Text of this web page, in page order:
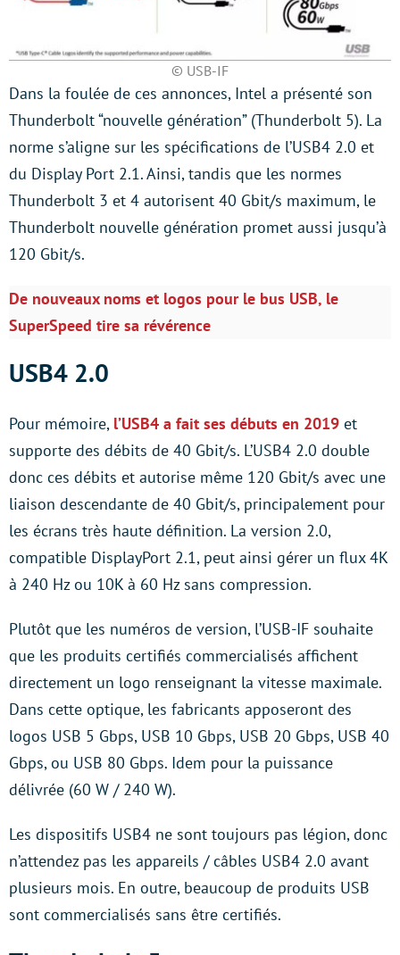
© USB-IF
Dans la foulée de ces annonces, Intel a présenté son
Thunderbolt “nouvelle génération” (Thunderbolt 5). La
norme s’aligne sur les spécifications de l’USB4 2.0 et
du Display Port 2.1. Ainsi, tandis que les normes
Thunderbolt 3 et 4 autorisent 40 Gbit/s maximum, le
Thunderbolt nouvelle génération promet aussi jusqu’à
120 Gbit/s.
De nouveaux noms et logos pour le bus USB, le
SuperSpeed tire sa révérence
USB4 2.0
Pour mémoire, l’USB4 a fait ses débuts en 2019 et
supporte des débits de 40 Gbit/s. L’USB4 2.0 double
donc ces débits et autorise même 120 Gbit/s avec une
liaison descendante de 40 Gbit/s, principalement pour
les écrans très haute définition. La version 2.0,
compatible DisplayPort 2.1, peut ainsi gérer un flux 4K
à 240 Hz ou 10K à 60 Hz sans compression.
Plutôt que les numéros de version, l’USB-IF souhaite
que les produits certifiés commercialisés affichent
directement un logo renseignant la vitesse maximale.
Dans cette optique, les fabricants apposeront des
logos USB 5 Gbps, USB 10 Gbps, USB 20 Gbps, USB 40
Gbps, ou USB 80 Gbps. Idem pour la puissance
délivrée (60 W / 240 W).
Les dispositifs USB4 ne sont toujours pas légion, donc
n’attendez pas les appareils / câbles USB4 2.0 avant
plusieurs mois. En outre, beaucoup de produits USB
sont commercialisés sans être certifiés.